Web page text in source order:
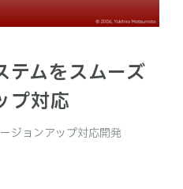
テムをスムーズ
プ対応
ジョンアップ対応開発